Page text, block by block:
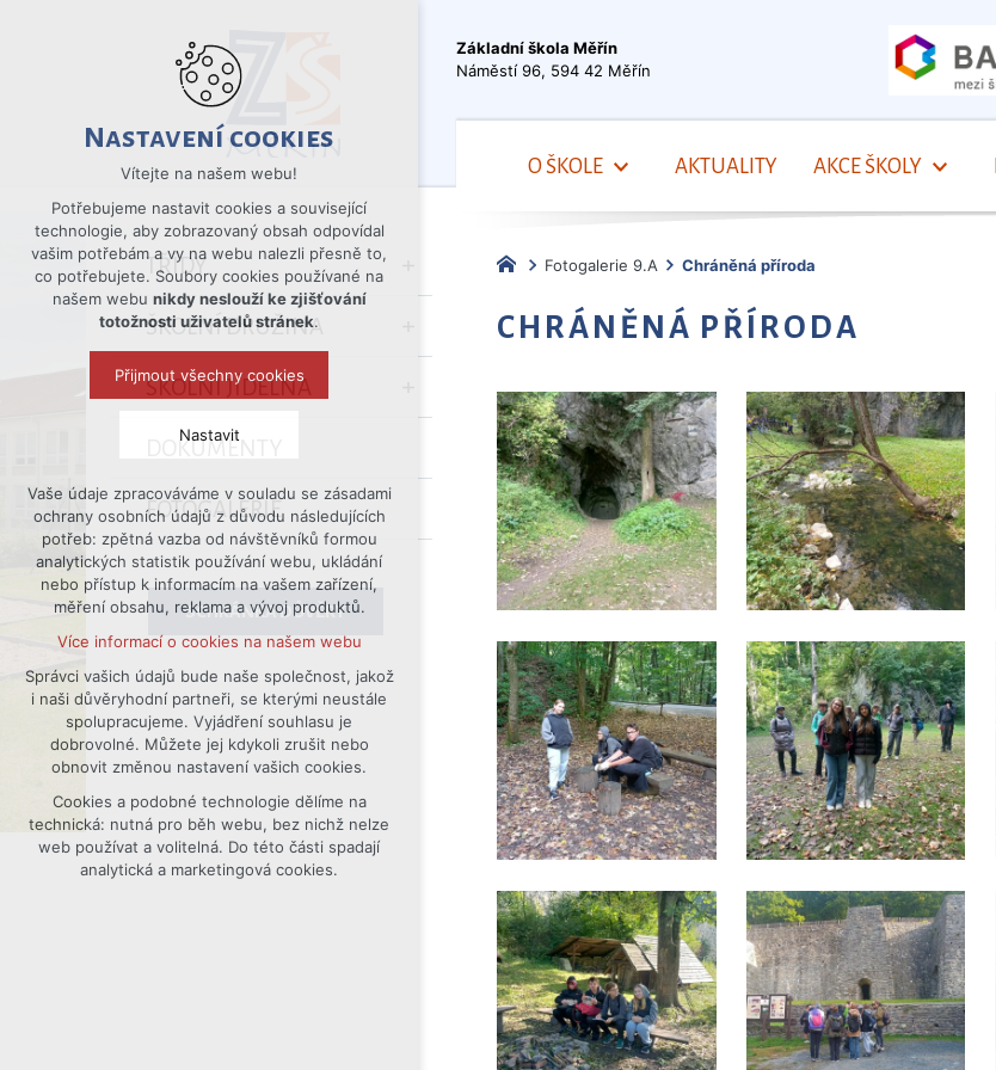
Základní škola Měřín
Náměstí 96, 594 42 Měřín
O ŠKOLE AKTUALITY AKCE ŠKOLY
TŘÍDY
ŠKOLNÍ DRUŽINA
ŠKOLNÍ JÍDELNA
DOKUMENTY
FOTOGALERIE
SCHRÁNKA DŮVĚRY
Fotogalerie 9.A Chráněná příroda
CHRÁNĚNÁ PŘÍRODA
Nastavení cookies
Vítejte na našem webu!
Potřebujeme nastavit cookies a související
technologie, aby zobrazovaný obsah odpovídal
vašim potřebám a vy na webu nalezli přesně to,
co potřebujete. Soubory cookies používané na
našem webu nikdy neslouží ke zjišťování
totožnosti uživatelů stránek.
Přijmout všechny cookies
Nastavit
Technická cookies
nutná pro provozování webu
udržení kontextu stránek (session):
případná přihlášení, volby jazyka, apod.
Volitelná cookies
analytická pro anonymizované
vyhodnocení návštěvnosti
marketingová cookies (Google)
Více informací o cookies na našem webu
Přijmout všechny cookies
Odmítnout vše
Vaše údaje zpracováváme v souladu se zásadami
ochrany osobních údajů z důvodu následujících
potřeb: zpětná vazba od návštěvníků formou
analytických statistik používání webu, ukládání
nebo přístup k informacím na vašem zařízení,
měření obsahu, reklama a vývoj produktů.
Více informací o cookies na našem webu
Správci vašich údajů bude naše společnost, jakož
i naši důvěryhodní partneři, se kterými neustále
spolupracujeme. Vyjádření souhlasu je
dobrovolné. Můžete jej kdykoli zrušit nebo
obnovit změnou nastavení vašich cookies.
Cookies a podobné technologie dělíme na
technická: nutná pro běh webu, bez nichž nelze
web používat a volitelná. Do této části spadají
analytická a marketingová cookies.